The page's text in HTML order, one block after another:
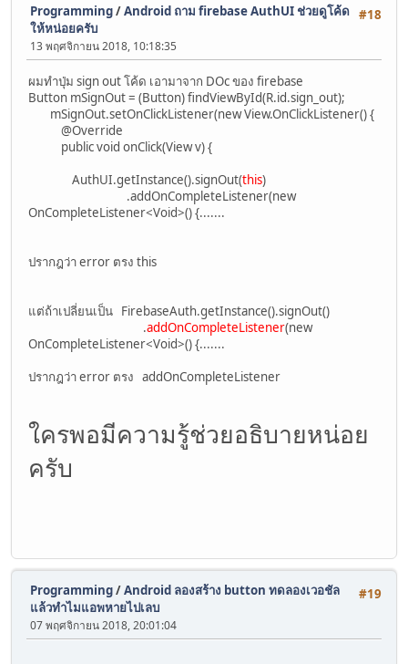
#18
Programming/Android ถาม firebase AuthUI ช่วยดูโค้ด
ให้หน่อยครับ
13 พฤศจิกายน 2018, 10:18:35
ผมทำปุ่ม sign out โค้ด เอามาจาก DOc ของ firebase
Button mSignOut = (Button) findViewById(R.id.sign_out);
mSignOut.setOnClickListener(new View.OnClickListener() {
@Override
public void onClick(View v) {
AuthUI.getInstance().signOut(this)
.addOnCompleteListener(new
OnCompleteListener<Void>() {.......
ปรากฎว่า error ตรง this
แต่ถ้าเปลี่ยนเป็น FirebaseAuth.getInstance().signOut()
.addOnCompleteListener(new
OnCompleteListener<Void>() {.......
ปรากฎว่า error ตรง addOnCompleteListener
ใครพอมีความรู้ช่วยอธิบายหน่อย
ครับ
#19
Programming/Android ลองสร้าง button ทดลองเวอชัล
แล้วทำไมแอพหายไปเลบ
07 พฤศจิกายน 2018, 20:01:04